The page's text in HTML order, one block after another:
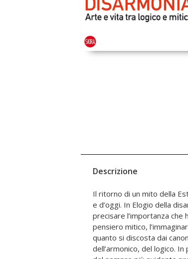
Descrizione
Il ritorno di un mito della
e d’oggi. In Elogio della disarmonia Gillo Dorfles vuole soprattutto
precisare l’importanza che
pensiero mitico,
quanto si discosta dai
dell’armonico, del logico.
un’appassionata difesa
Europa e nelle Americhe come una delle personalità più attente
agli sviluppi dell’arte e
opere più note, tradotte in
comunicazione consumo
Artificio e natura (1968), Il